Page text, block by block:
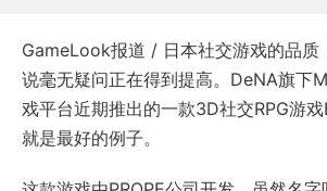
GameLook报道 / 日本社交游戏的品质
说毫无疑问正在得到提高。DeNA旗下
戏平台近期推出的一款3D社交RPG游
就是最好的例子。